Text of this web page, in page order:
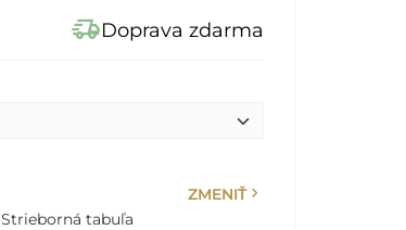
delivery_truck_speedDoprava zdarma
ZMENIŤchevron_right
Strieborná tabuľa